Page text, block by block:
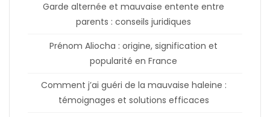
Garde alternée et mauvaise entente entre
parents : conseils juridiques
Prénom Aliocha : origine, signification et
popularité en France
Comment j’ai guéri de la mauvaise haleine :
témoignages et solutions efficaces